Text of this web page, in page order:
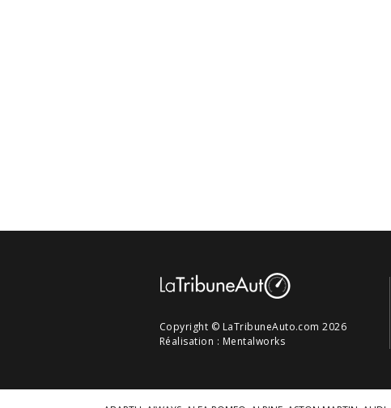
Copyright © LaTribuneAuto.com 2026
Réalisation : Mentalworks